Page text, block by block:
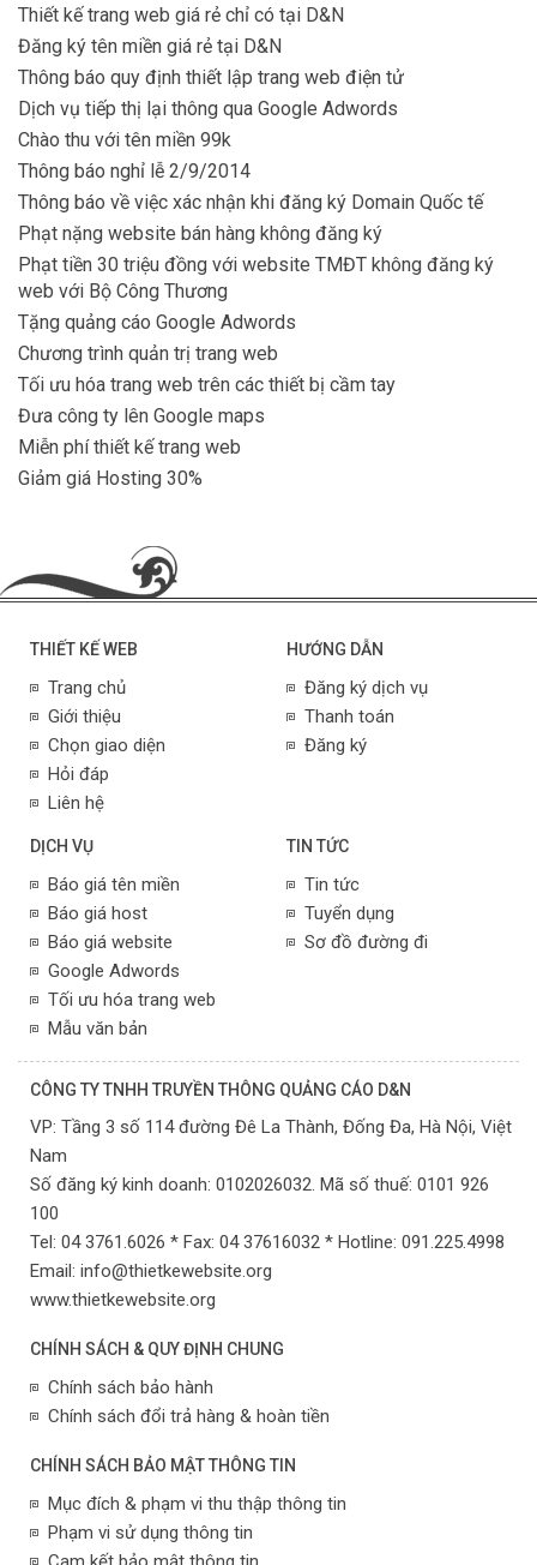
Thiết kế trang web giá rẻ chỉ có tại D&N
Đăng ký tên miền giá rẻ tại D&N
Thông báo quy định thiết lập trang web điện tử
Dịch vụ tiếp thị lại thông qua Google Adwords
Chào thu với tên miền 99k
Thông báo nghỉ lễ 2/9/2014
Thông báo về việc xác nhận khi đăng ký Domain Quốc tế
Phạt nặng website bán hàng không đăng ký
Phạt tiền 30 triệu đồng với website TMĐT không đăng ký
web với Bộ Công Thương
Tặng quảng cáo Google Adwords
Chương trình quản trị trang web
Tối ưu hóa trang web trên các thiết bị cầm tay
Đưa công ty lên Google maps
Miễn phí thiết kế trang web
Giảm giá Hosting 30%
THIẾT KẾ WEB
Trang chủ
Giới thiệu
Chọn giao diện
Hỏi đáp
Liên hệ
HƯỚNG DẪN
Đăng ký dịch vụ
Thanh toán
Đăng ký
DỊCH VỤ
Báo giá tên miền
Báo giá host
Báo giá website
Google Adwords
Tối ưu hóa trang web
Mẫu văn bản
TIN TỨC
Tin tức
Tuyển dụng
Sơ đồ đường đi
CÔNG TY TNHH TRUYỀN THÔNG QUẢNG CÁO D&N
VP: Tầng 3 số 114 đường Đê La Thành, Đống Đa, Hà Nội, Việt
Nam
Số đăng ký kinh doanh: 0102026032. Mã số thuế: 0101 926
100
Tel: 04 3761.6026 * Fax: 04 37616032 * Hotline: 091.225.4998
Email: info@thietkewebsite.org
www.thietkewebsite.org
CHÍNH SÁCH & QUY ĐỊNH CHUNG
Chính sách bảo hành
Chính sách đổi trả hàng & hoàn tiền
CHÍNH SÁCH BẢO MẬT THÔNG TIN
Mục đích & phạm vi thu thập thông tin
Phạm vi sử dụng thông tin